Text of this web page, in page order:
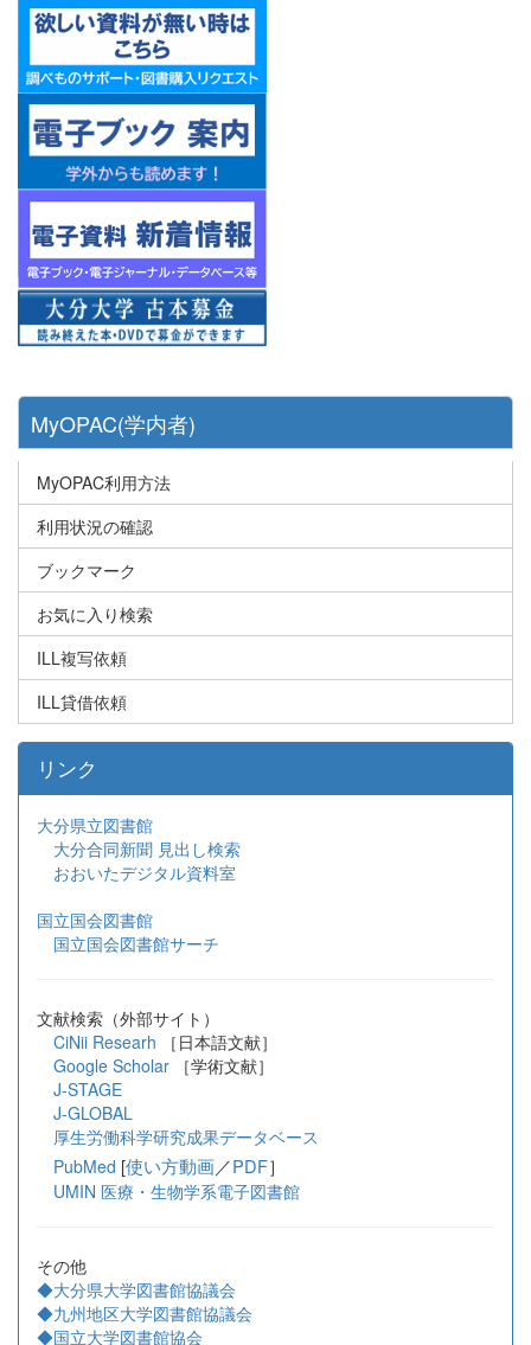
MyOPAC(学内者)
MyOPAC利用方法
利用状況の確認
ブックマーク
お気に入り検索
ILL複写依頼
ILL貸借依頼
リンク
大分県立図書館
大分合同新聞 見出し検索
おおいたデジタル資料室
国立国会図書館
国立国会図書館サーチ
文献検索（外部サイト）
CiNii Researh ［日本語文献］
Google Scholar
［学術文献］
J-STAGE
J-GLOBAL
厚生労働科学研究成果データベース
PubMed [使い方動画／PDF］
UMIN 医療・生物学系電子図書館
その他
◆大分県大学図書館協議会
◆九州地区大学図書館協議会
◆国立大学図書館協会